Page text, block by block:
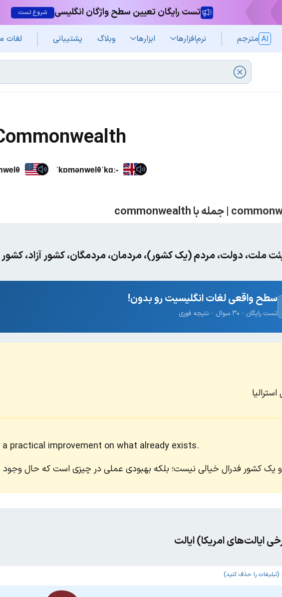
تست رایگان تعیین سطح واژگان انگلیسی شروع تست
مترجم نرم‌افزار‌ها ابزارها وبلاگ پشتیبانی لغات
ˈkɒmənwelθˈkɑː-
ملت، دولت، مردم (یک کشور)، مردمان، مردمگان، کشور آزاد، کشور
سطح واقعی لغات انگلیسیت رو بدون!
تست رایگان · ۳۰ سوال · نتیجه فوری
practical improvement on what already exists.
یک کشور فدرال خیالی نیست؛ بلکه بهبودی عملی در چیزی است که حال وجود
ایالت‌های امریکا) ایالت
(تبلیغات را حذف کنید)